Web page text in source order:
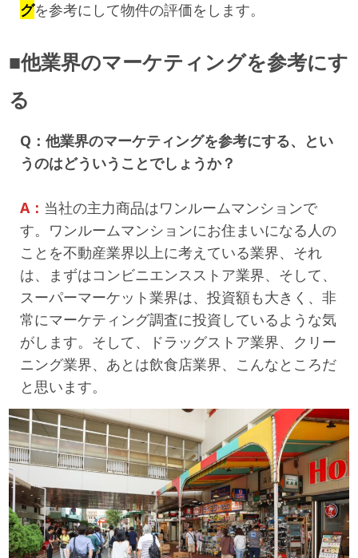
グを参考にして物件の評価をします。
■他業界のマーケティングを参考にす
る
Q：他業界のマーケティングを参考にする、とい
うのはどういうことでしょうか？
A： 当社の主力商品はワンルームマンションで
す。ワンルームマンションにお住まいになる人の
ことを不動産業界以上に考えている業界、それ
は、まずはコンビニエンスストア業界、そして、
スーパーマーケット業界は、投資額も大きく、非
常にマーケティング調査に投資しているような気
がします。そして、ドラッグストア業界、クリー
ニング業界、あとは飲食店業界、こんなところだ
と思います。